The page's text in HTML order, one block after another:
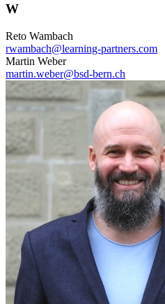
W
Reto Wambach
rwambach@learning-partners.com
Martin Weber
martin.weber@bsd-bern.ch